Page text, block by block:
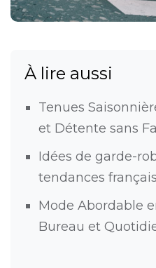
À lire aussi
Tenues
et Détente sans
Idées de garde-
tendances
Mode Abordable
Bureau et